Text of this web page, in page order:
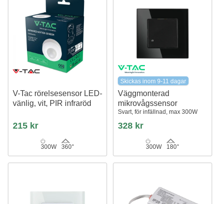
V-Tac rörelsesensor LED-
vänlig, vit, PIR infraröd
215 kr
300W 360°
Skickas inom 9-11 dagar
Väggmonterad
mikrovågssensor
Svart, för infällnad, max 300W
328 kr
300W 180°